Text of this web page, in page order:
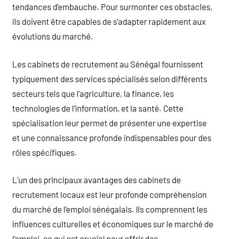
tendances d’embauche. Pour surmonter ces obstacles,
ils doivent être capables de s’adapter rapidement aux
évolutions du marché.
Les cabinets de recrutement au Sénégal fournissent
typiquement des services spécialisés selon différents
secteurs tels que l’agriculture, la finance, les
technologies de l’information, et la santé. Cette
spécialisation leur permet de présenter une expertise
et une connaissance profonde indispensables pour des
rôles spécifiques.
L’un des principaux avantages des cabinets de
recrutement locaux est leur profonde compréhension
du marché de l’emploi sénégalais. Ils comprennent les
influences culturelles et économiques sur le marché de